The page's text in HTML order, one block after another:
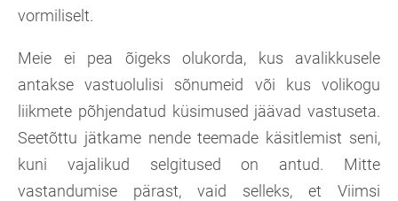
vormiliselt.
Meie ei pea õigeks olukorda, kus avalikkusele
antakse vastuolulisi sõnumeid või kus volikogu
liikmete põhjendatud küsimused jäävad vastuseta.
Seetõttu jätkame nende teemade käsitlemist seni,
kuni vajalikud selgitused on antud. Mitte
vastandumise pärast, vaid selleks, et Viimsi